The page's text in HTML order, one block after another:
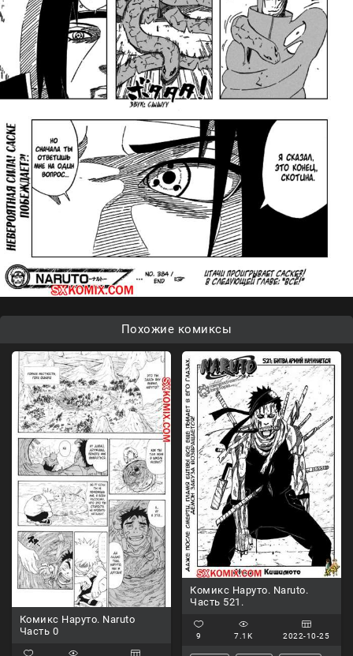
Похожие комиксы
Комикс Наруто. Naruto
Часть 0
Комикс Наруто. Naruto.
Часть 521.
9 7.1K 2022-10-25